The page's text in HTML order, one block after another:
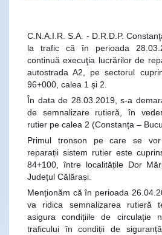
C.N.A.I.R. S.A. - D.R.D.P.
la trafic că în perioada
continuă execuţia lucrărilor de
autostrada A2, pe sectorul
96+000, calea 1 și 2.
În data de 28.03.2019, s-a
de semnalizare rutieră, în
rutier pe calea 2 (Constanța –
Primul tronson pe care se
reparații sistem rutier este
84+100, între localitățile Dor
Județul Călărași.
Menționăm că în perioada
va ridica semnalizarea rutieră
asigura condițiile de circulație
traficului în condiții de